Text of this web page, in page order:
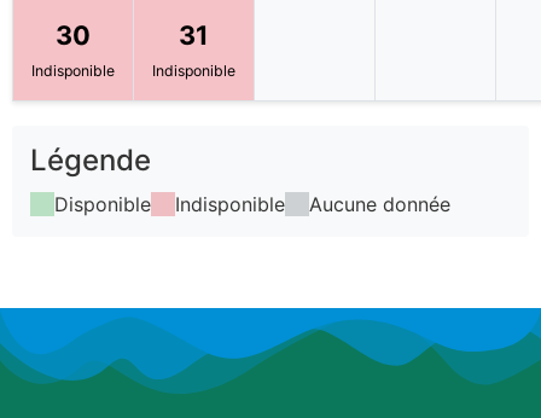
30
Indisponible
31
Indisponible
Légende
Disponible Indisponible Aucune donnée